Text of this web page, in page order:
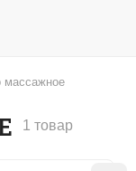
массажное
1 товар